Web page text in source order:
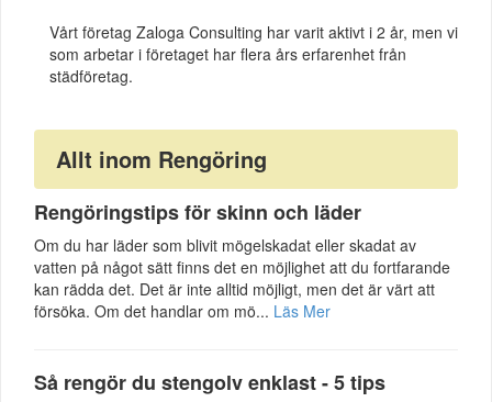
Vårt företag Zaloga Consulting har varit aktivt i 2 år, men vi
som arbetar i företaget har flera års erfarenhet från
städföretag.
Allt inom Rengöring
Rengöringstips för skinn och läder
Om du har läder som blivit mögelskadat eller skadat av
vatten på något sätt finns det en möjlighet att du fortfarande
kan rädda det. Det är inte alltid möjligt, men det är värt att
försöka. Om det handlar om mö... Läs Mer
Så rengör du stengolv enklast - 5 tips